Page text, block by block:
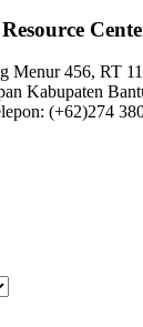
Menur 456, RT
Kabupaten
(+62)274